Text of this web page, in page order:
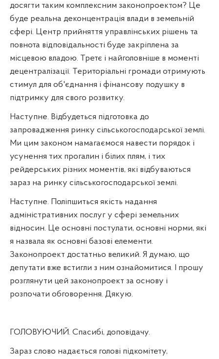
досягти таким комплексним законопроектом? Це
буде реальна деконцентрація влади в земельній
сфері. Центр прийняття управлінських рішень та
повнота відповідальності буде закріплена за
місцевою владою. Третє і найголовніше в моменті
децентралізації. Територіальні громади отримують
стимул для об'єднання і фінансову подушку в
підтримку для свого розвитку.
Наступне. Відбудеться підготовка до
запровадження ринку сільськогосподарської землі.
Ми цим законом намагаємося навести порядок і
усунення тих прогалин і білих плям, і тих
рейдерських різних моментів, які відбуваються
зараз на ринку сільськогосподарської землі.
Наступне. Поліпшиться якість надання
адміністративних послуг у сфері земельних
відносин. Це основні постулати, основні норми, які
я назвала як основні базові елементи.
Законопроект достатньо великий. Я думаю, що
депутати вже встигли з ним ознайомитися. І прошу
розглянути цей законопроект за основу і
розпочати обговорення. Дякую.
ГОЛОВУЮЧИЙ. Спасибі, доповідачу.
Зараз слово надається голові підкомітету,